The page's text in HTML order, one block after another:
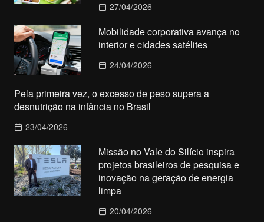
27/04/2026
Mobilidade corporativa avança no
interior e cidades satélites
24/04/2026
Pela primeira vez, o excesso de peso supera a
desnutrição na infância no Brasil
23/04/2026
Missão no Vale do Silício inspira
projetos brasileiros de pesquisa e
inovação na geração de energia
limpa
20/04/2026